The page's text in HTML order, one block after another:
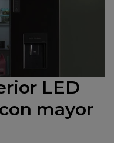
LED
mayor